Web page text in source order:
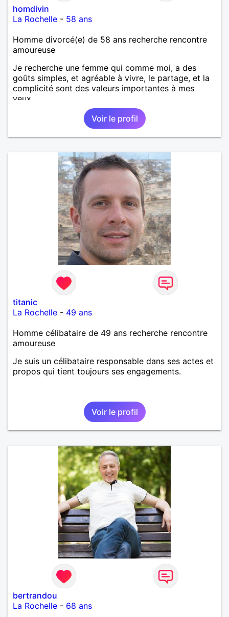
homdivin
La Rochelle - 58 ans
Homme divorcé(e) de 58 ans recherche rencontre
amoureuse
Je recherche une femme qui comme moi, a des
goûts simples, et agréable à vivre, le partage, et la
complicité sont des valeurs importantes à mes
yeux,
Voir le profil
titanic
La Rochelle - 49 ans
Homme célibataire de 49 ans recherche rencontre
amoureuse
Je suis un célibataire responsable dans ses actes et
propos qui tient toujours ses engagements.
Voir le profil
bertrandou
La Rochelle - 68 ans